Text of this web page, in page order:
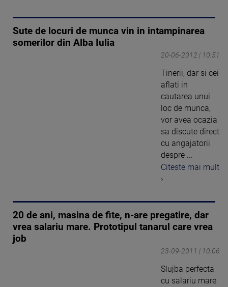
Sute de locuri de munca vin in intampinarea
somerilor din Alba Iulia
20-06-2012 | 10:51
Tinerii, dar si cei
aflati in
cautarea unui
loc de munca,
vor avea ocazia
sa discute direct
cu angajatorii
despre ...
Citeste mai mult
›
20 de ani, masina de fite, n-are pregatire, dar
vrea salariu mare. Prototipul tanarul care vrea
job
23-09-2011 | 10:06
Slujba perfecta
cu salariu mare